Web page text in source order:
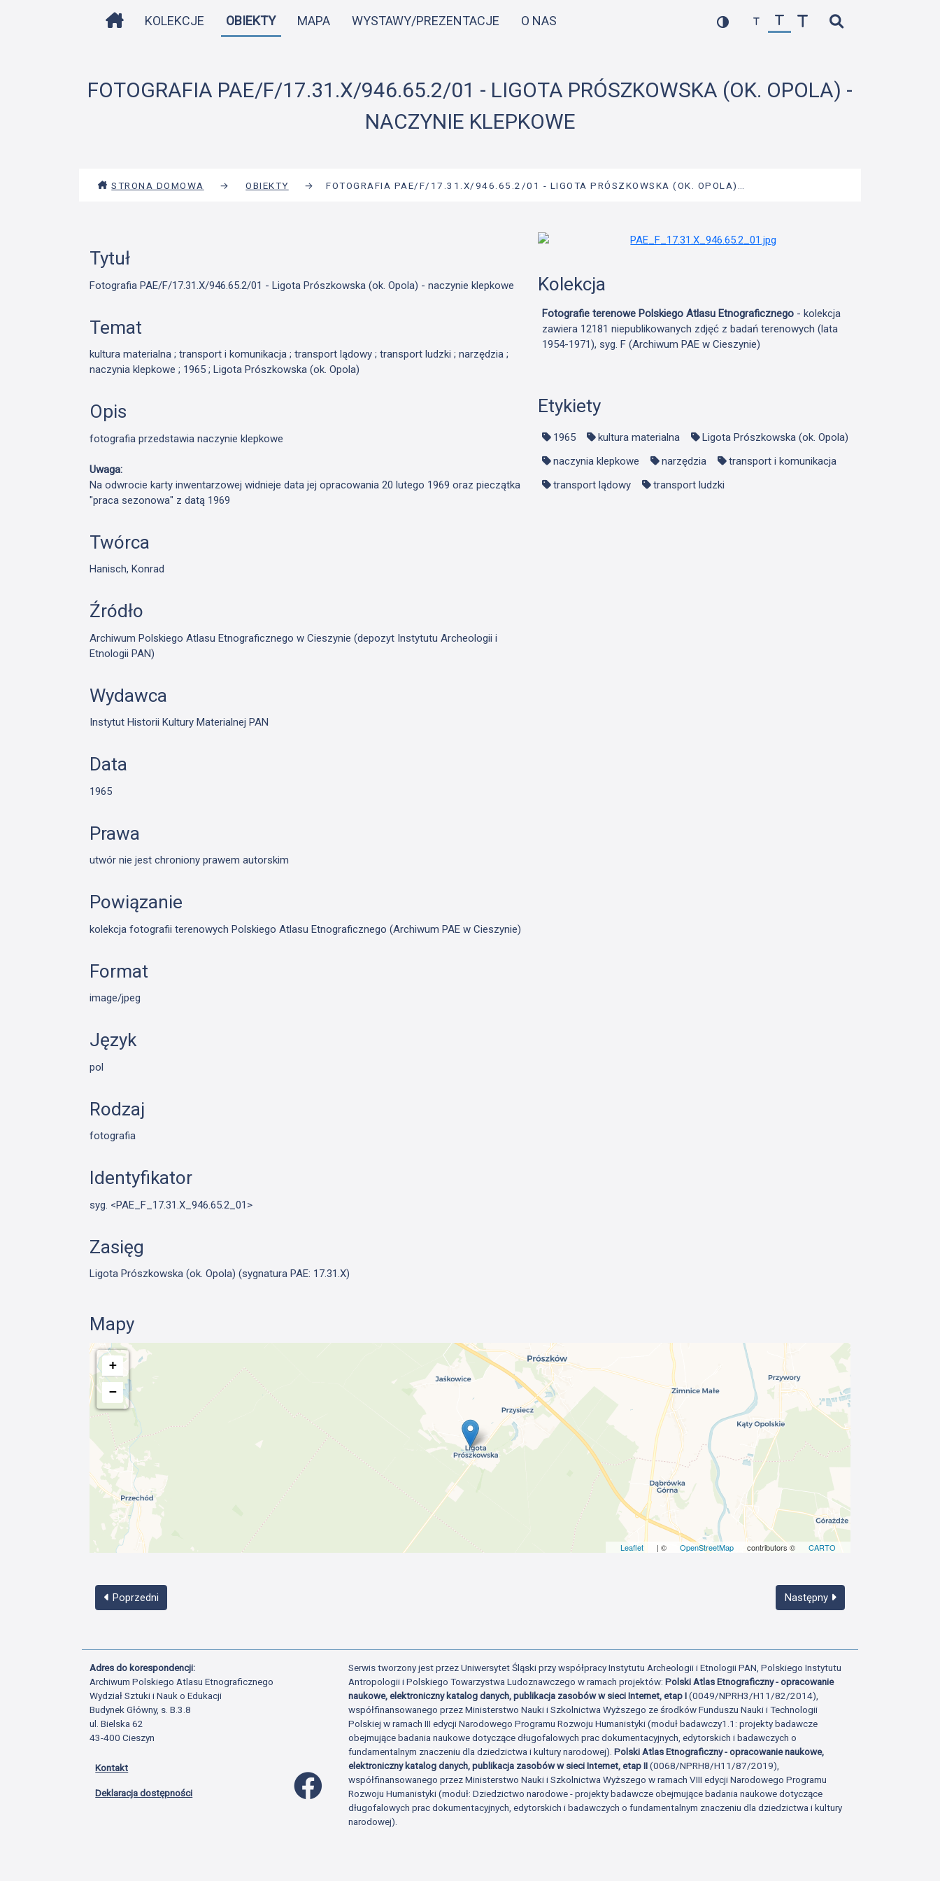
do
STRONA DOMOWA
KOLEKCJE OBIEKTY MAPA WYSTAWY/PREZENTACJE O NAS
FOTOGRAFIA PAE/F/17.31.X/946.65.2/01 - LIGOTA PRÓSZKOWSKA (OK. OPOLA) -
NACZYNIE KLEPKOWE
STRONA DOMOWA → OBIEKTY → FOTOGRAFIA PAE/F/17.31.X/946.65.2/01 - LIGOTA PRÓSZKOWSKA (OK. OPOLA)…
Tytuł
Fotografia PAE/F/17.31.X/946.65.2/01 - Ligota Prószkowska (ok. Opola) - naczynie klepkowe
Temat
kultura materialna ; transport i komunikacja ; transport lądowy ; transport ludzki ; narzędzia ;
naczynia klepkowe ; 1965 ; Ligota Prószkowska (ok. Opola)
Opis
fotografia przedstawia naczynie klepkowe
Uwaga:
Na odwrocie karty inwentarzowej widnieje data jej opracowania 20 lutego 1969 oraz pieczątka
"praca sezonowa" z datą 1969
Twórca
Hanisch, Konrad
Źródło
Archiwum Polskiego Atlasu Etnograficznego w Cieszynie (depozyt Instytutu Archeologii i
Etnologii PAN)
Wydawca
Instytut Historii Kultury Materialnej PAN
Data
1965
Prawa
utwór nie jest chroniony prawem autorskim
Powiązanie
kolekcja fotografii terenowych Polskiego Atlasu Etnograficznego (Archiwum PAE w Cieszynie)
Format
image/jpeg
Język
pol
Rodzaj
fotografia
Identyfikator
syg. <PAE_F_17.31.X_946.65.2_01>
Zasięg
Ligota Prószkowska (ok. Opola) (sygnatura PAE: 17.31.X)
Kolekcja
Fotografie terenowe Polskiego Atlasu Etnograficznego- kolekcja
zawiera 12181 niepublikowanych zdjęć z badań terenowych (lata
1954-1971), syg. F (Archiwum PAE w Cieszynie)
Etykiety
1965 kultura materialna
Ligota Prószkowska (ok. Opola)
naczynia klepkowe
narzędzia
transport i komunikacja
transport lądowy
transport ludzki
Mapy
+
−
Leaflet | © OpenStreetMap contributors © CARTO
Poprzedni Następny
Adres do korespondencji:
Archiwum Polskiego Atlasu Etnograficznego
Wydział Sztuki i Nauk o Edukacji
Budynek Główny, s. B.3.8
ul. Bielska 62
43-400 Cieszyn
Kontakt
Deklaracja dostępności
Profil Facebook
Serwis tworzony jest przez Uniwersytet Śląski przy współpracy Instytutu Archeologii i Etnologii PAN, Polskiego Instytutu
Antropologii i Polskiego Towarzystwa Ludoznawczego w ramach projektów:Polski Atlas Etnograficzny - opracowanie
naukowe, elektroniczny katalog danych, publikacja zasobów w sieci Internet, etap I(0049/NPRH3/H11/82/2014),
współfinansowanego przez Ministerstwo Nauki i Szkolnictwa Wyższego ze środków Funduszu Nauki i Technologii
Polskiej w ramach III edycji Narodowego Programu Rozwoju Humanistyki (moduł badawczy1.1: projekty badawcze
obejmujące badania naukowe dotyczące długofalowych prac dokumentacyjnych, edytorskich i badawczych o
fundamentalnym znaczeniu dla dziedzictwa i kultury narodowej).Polski Atlas Etnograficzny - opracowanie naukowe,
elektroniczny katalog danych, publikacja zasobów w sieci Internet, etap II(0068/NPRH8/H11/87/2019),
współfinansowanego przez Ministerstwo Nauki i Szkolnictwa Wyższego w ramach VIII edycji Narodowego Programu
Rozwoju Humanistyki (moduł: Dziedzictwo narodowe - projekty badawcze obejmujące badania naukowe dotyczące
długofalowych prac dokumentacyjnych, edytorskich i badawczych o fundamentalnym znaczeniu dla dziedzictwa i kultury
narodowej).